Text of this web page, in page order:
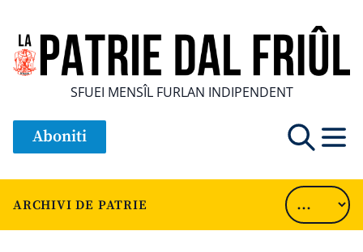
SFUEI MENSÎL FURLAN INDIPENDENT
Aboniti
ARCHIVI DE PATRIE